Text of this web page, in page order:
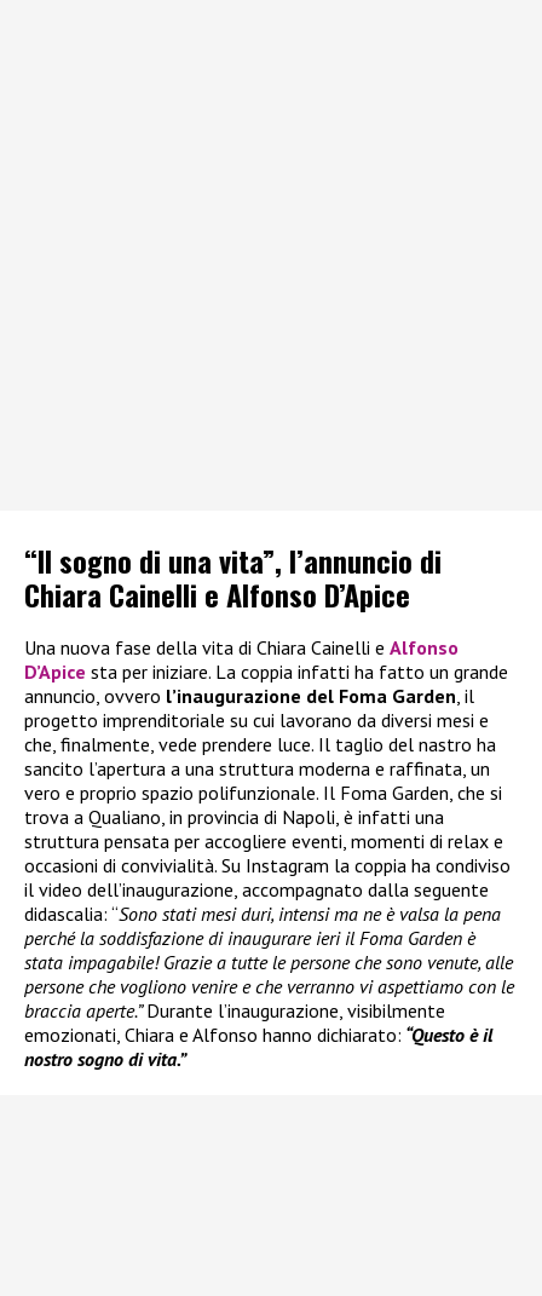
“Il sogno di una vita”, l’annuncio di
Chiara Cainelli e Alfonso D’Apice
Una nuova fase della vita di Chiara Cainelli e Alfonso
D’Apice sta per iniziare. La coppia infatti ha fatto un grande
annuncio, ovvero l’inaugurazione del Foma Garden , il
progetto imprenditoriale su cui lavorano da diversi mesi e
che, finalmente, vede prendere luce. Il taglio del nastro ha
sancito l’apertura a una struttura moderna e raffinata, un
vero e proprio spazio polifunzionale. Il Foma Garden, che si
trova a Qualiano, in provincia di Napoli, è infatti una
struttura pensata per accogliere eventi, momenti di relax e
occasioni di convivialità. Su Instagram la coppia ha condiviso
il video dell’inaugurazione, accompagnato dalla seguente
didascalia: “Sono stati mesi duri, intensi ma ne è valsa la pena
perché la soddisfazione di inaugurare ieri il Foma Garden è
stata impagabile! Grazie a tutte le persone che sono venute, alle
persone che vogliono venire e che verranno vi aspettiamo con le
braccia aperte.”Durante l’inaugurazione, visibilmente
emozionati, Chiara e Alfonso hanno dichiarato: “Questo è il
nostro sogno di vita.”